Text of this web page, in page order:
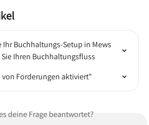
Ihr Buchhaltungs-Setup in Mews
Ihren Buchhaltungsfluss
von Forderungen aktiviert"
deine Frage beantwortet?